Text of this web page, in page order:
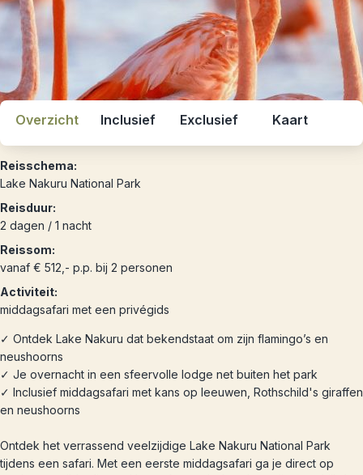
Overzicht Inclusief Exclusief Kaart
Reisschema:
Lake Nakuru National Park
Reisduur:
2 dagen / 1 nacht
Reissom:
vanaf € 512,- p.p. bij 2 personen
Activiteit:
middagsafari met een privégids
✓ Ontdek Lake Nakuru dat bekendstaat om zijn flamingo’s en
neushoorns
✓ Je overnacht in een sfeervolle lodge net buiten het park
✓ Inclusief middagsafari met kans op leeuwen, Rothschild's giraffen
en neushoorns
Ontdek het verrassend veelzijdige Lake Nakuru National Park
tijdens een safari. Met een eerste middagsafari ga je direct op